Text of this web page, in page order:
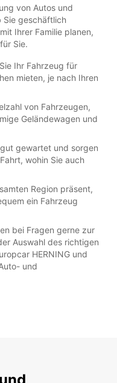
von Autos und
Sie geschäftlich
Ihrer Familie planen,
Sie.
Ihr Fahrzeug für
mieten, je nach Ihren
von Fahrzeugen,
Geländewagen und
gewartet und sorgen
wohin Sie auch
Region präsent,
ein Fahrzeug
bei Fragen gerne zur
Auswahl des richtigen
HERNING und
und